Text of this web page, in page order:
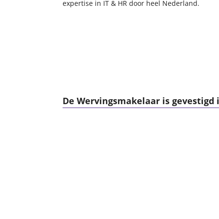
expertise in IT & HR door heel Nederland.
De Wervingsmakelaar is gevestigd